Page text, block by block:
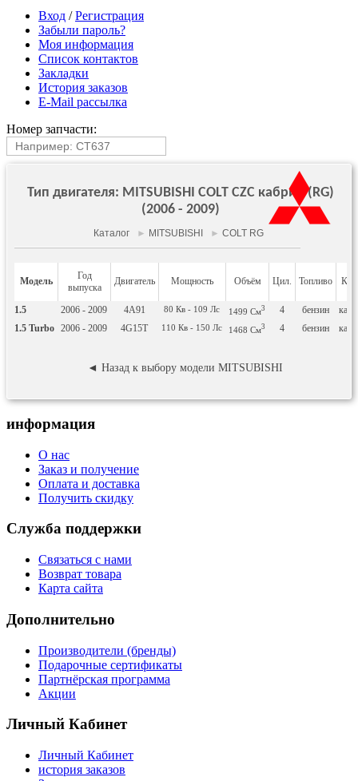
Вход /Регистрация
Забыли пароль?
Моя информация
Список контактов
Закладки
История заказов
E-Mail рассылка
Номер запчасти:
Тип двигателя: MITSUBISHI COLT CZC кабрио (RG)
(2006 - 2009)
Каталог► MITSUBISHI ► COLT RG
Модель
Год
выпуска
Двигатель Мощность Объём Цил. Топливо
1.5 2006 - 2009 4A91 80 Кв - 109 Лс 1499 См3 4 бензин
1.5 Turbo 2006 - 2009 4G15T 110 Кв - 150 Лс 1468 См3 4 бензин
◄ Назад к выбору модели MITSUBISHI
информация
О нас
Заказ и получение
Оплата и доставка
Получить скидку
Служба поддержки
Связаться с нами
Возврат товара
Карта сайта
Дополнительно
Производители (бренды)
Подарочные сертификаты
Партнёрская программа
Акции
Личный Кабинет
Личный Кабинет
история заказов